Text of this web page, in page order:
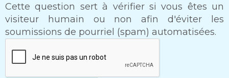
Cette question sert à vérifier si vous êtes un
visiteur humain ou non afin d'éviter les
soumissions de pourriel (spam) automatisées.